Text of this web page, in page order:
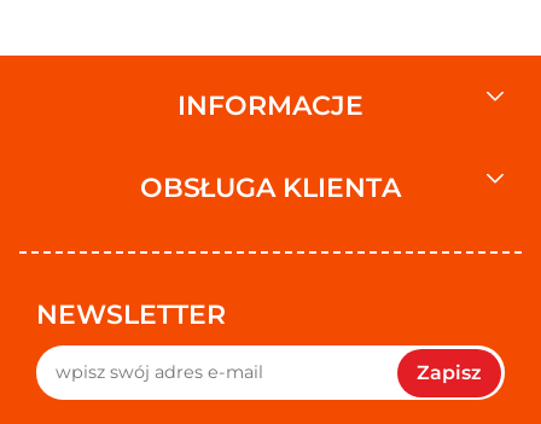
INFORMACJE
OBSŁUGA KLIENTA
NEWSLETTER
Zapisz